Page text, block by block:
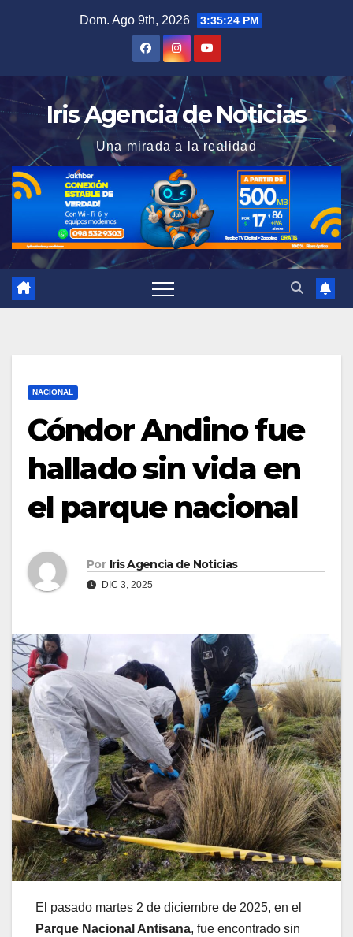
Dom. Ago 9th, 2026 3:35:25 PM
Iris Agencia de Noticias
Una mirada a la realidad
NACIONAL
Cóndor Andino fue
hallado sin vida en
el parque nacional
Por Iris Agencia de Noticias
DIC 3, 2025
El pasado martes 2 de diciembre de 2025, en el
Parque Nacional Antisana, fue encontrado sin